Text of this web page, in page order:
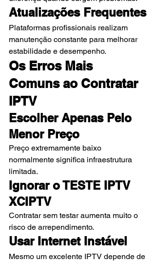
Atualizações Frequentes
Plataformas profissionais realizam
manutenção constante para melhorar
estabilidade e desempenho.
Os Erros Mais
Comuns ao Contratar
IPTV
Escolher Apenas Pelo
Menor Preço
Preço extremamente baixo
normalmente significa infraestrutura
limitada.
Ignorar o TESTE IPTV
XCIPTV
Contratar sem testar aumenta muito o
risco de arrependimento.
Usar Internet Instável
Mesmo um excelente IPTV depende de